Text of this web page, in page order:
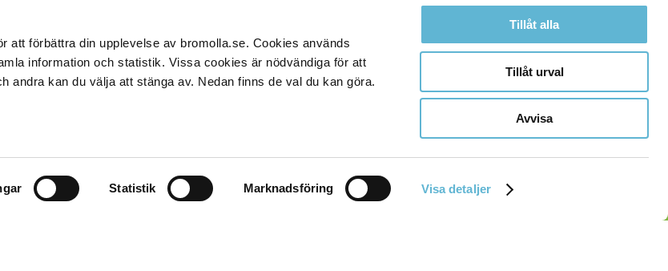
att förbättra din upplevelse av bromolla.se. Cookies används
information och statistik. Vissa cookies är nödvändiga för att
andra kan du välja att stänga av. Nedan finns de val du kan göra.
Statistik Marknadsföring Visa detaljer
Tillåt alla
Tillåt urval
Avvisa